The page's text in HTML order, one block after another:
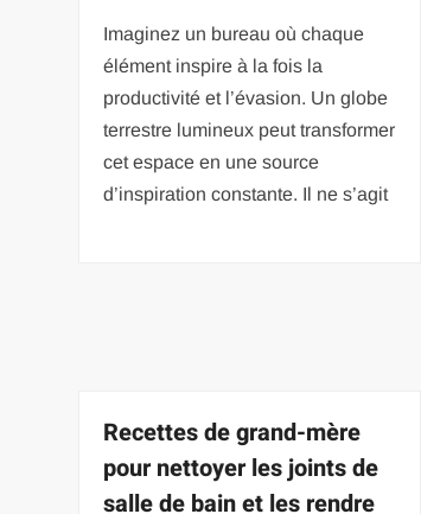
Imaginez un bureau où chaque
élément inspire à la fois la
productivité et l’évasion. Un globe
terrestre lumineux peut transformer
cet espace en une source
d’inspiration constante. Il ne s’agit
Recettes de grand-mère
pour nettoyer les joints de
salle de bain et les rendre